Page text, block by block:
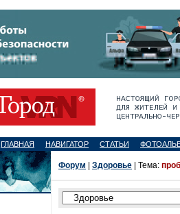
ГЛАВНАЯ НАВИГАТОР СТАТЬИ
Форум Здоровье | Тема: